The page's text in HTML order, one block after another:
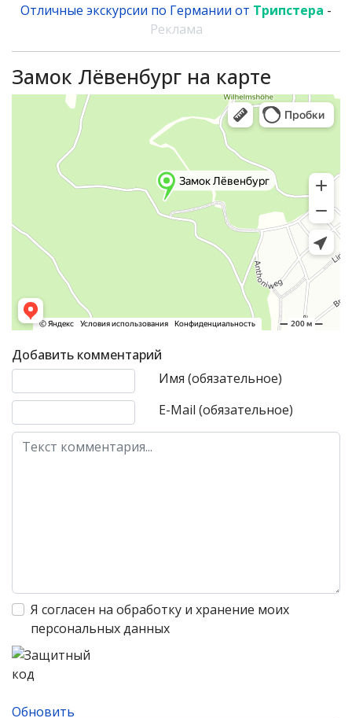
Отличные экскурсии по Германии от Трипстера -
Реклама
Замок Лёвенбург на карте
Добавить комментарий
Имя (обязательное)
E-Mail (обязательное)
Я согласен на обработку и хранение моих
персональных данных
Обновить